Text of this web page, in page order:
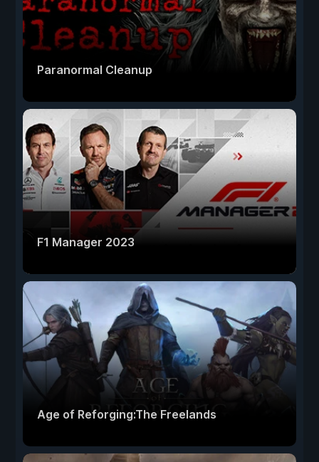
Paranormal Cleanup
F1 Manager 2023
Age of Reforging:The Freelands